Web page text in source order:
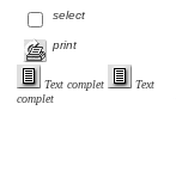
select
print
Text complet
Text
complet